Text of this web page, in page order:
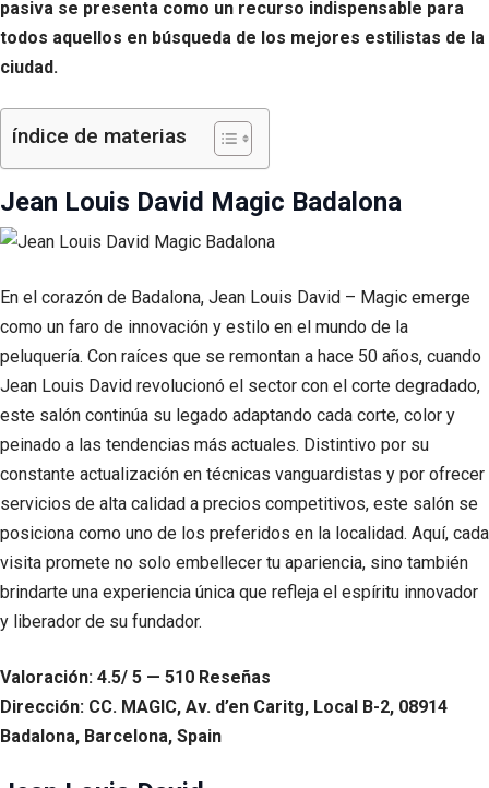
pasiva se presenta como un recurso indispensable para
todos aquellos en búsqueda de los mejores estilistas de la
ciudad.
índice de materias
Jean Louis David Magic Badalona
En el corazón de Badalona, Jean Louis David – Magic emerge
como un faro de innovación y estilo en el mundo de la
peluquería. Con raíces que se remontan a hace 50 años, cuando
Jean Louis David revolucionó el sector con el corte degradado,
este salón continúa su legado adaptando cada corte, color y
peinado a las tendencias más actuales. Distintivo por su
constante actualización en técnicas vanguardistas y por ofrecer
servicios de alta calidad a precios competitivos, este salón se
posiciona como uno de los preferidos en la localidad. Aquí, cada
visita promete no solo embellecer tu apariencia, sino también
brindarte una experiencia única que refleja el espíritu innovador
y liberador de su fundador.
Valoración: 4.5/ 5 — 510 Reseñas
Dirección: CC. MAGIC, Av. d’en Caritg, Local B-2, 08914
Badalona, Barcelona, Spain